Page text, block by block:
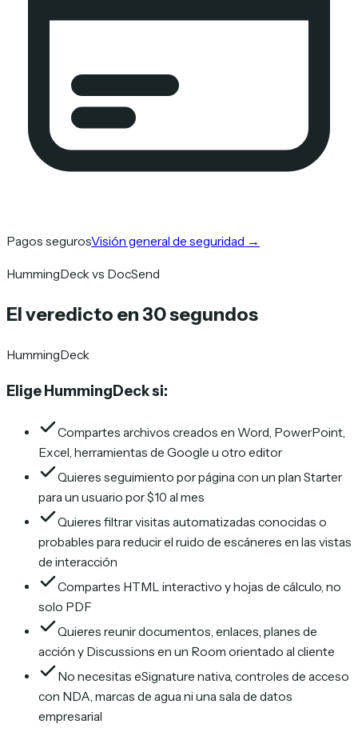
Pagos segurosVisión general de seguridad →
HummingDeck vs DocSend
El veredicto en 30 segundos
HummingDeck
Elige HummingDeck si:
Compartes archivos creados en Word, PowerPoint,
Excel, herramientas de Google u otro editor
Quieres seguimiento por página con un plan Starter
para un usuario por $10 al mes
Quieres filtrar visitas automatizadas conocidas o
probables para reducir el ruido de escáneres en las vistas
de interacción
Compartes HTML interactivo y hojas de cálculo, no
solo PDF
Quieres reunir documentos, enlaces, planes de
acción y Discussions en un Room orientado al cliente
No necesitas eSignature nativa, controles de acceso
con NDA, marcas de agua ni una sala de datos
empresarial